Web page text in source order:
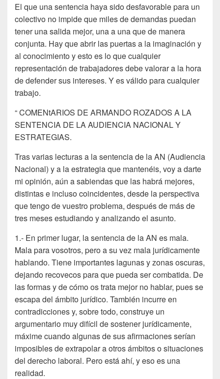
El que una sentencia haya sido desfavorable para un
colectivo no impide que miles de demandas puedan
tener una salida mejor, una a una que de manera
conjunta. Hay que abrir las puertas a la imaginación y
al conocimiento y esto es lo que cualquier
representación de trabajadores debe valorar a la hora
de defender sus intereses. Y es válido para cualquier
trabajo.
“ COMENtARIOS DE ARMANDO ROZADOS A LA
SENTENCIA DE LA AUDIENCIA NACIONAL Y
ESTRATEGIAS.
Tras varias lecturas a la sentencia de la AN (Audiencia
Nacional) y a la estrategia que mantenéis, voy a darte
mi opinión, aún a sabiendas que las habrá mejores,
distintas e incluso coincidentes, desde la perspectiva
que tengo de vuestro problema, después de más de
tres meses estudiando y analizando el asunto.
1.- En primer lugar, la sentencia de la AN es mala.
Mala para vosotros, pero a su vez mala jurídicamente
hablando. Tiene importantes lagunas y zonas oscuras,
dejando recovecos para que pueda ser combatida. De
las formas y de cómo os trata mejor no hablar, pues se
escapa del ámbito jurídico. También incurre en
contradicciones y, sobre todo, construye un
argumentario muy difícil de sostener jurídicamente,
máxime cuando algunas de sus afirmaciones serían
imposibles de extrapolar a otros ámbitos o situaciones
del derecho laboral. Pero está ahí, y eso es una
realidad.